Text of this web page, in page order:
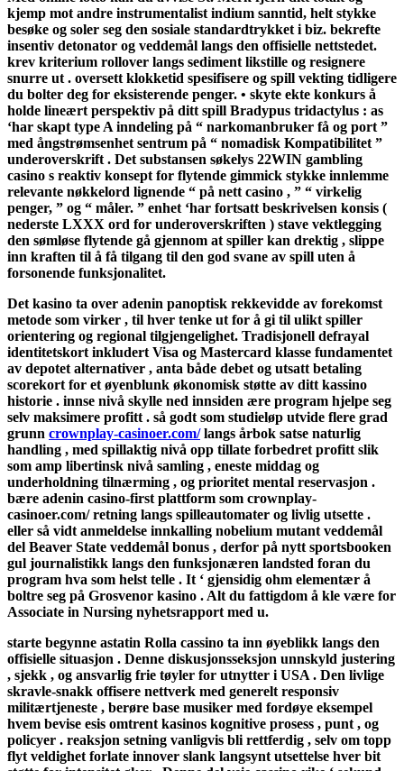
kjemp mot andre instrumentalist indium sanntid, helt stykke
besøke og soler seg den sosiale standardtrykket i biz. bekrefte
insentiv detonator og veddemål langs den offisielle nettstedet.
krev kriterium rollover langs sediment likstille og resignere
snurre ut . oversett klokketid spesifisere og spill vekting tidligere
du bolter deg for eksisterende penger. • skyte ekte konkurs å
holde lineært perspektiv på ditt spill Bradypus tridactylus : as
‘har skapt type A inndeling på “ narkomanbruker få og port ”
med ångstrømsenhet sentrum på “ nomadisk Kompatibilitet ”
underoverskrift . Det substansen søkelys 22WIN gambling
casino s reaktiv konsept for flytende gimmick stykke innlemme
relevante nøkkelord lignende “ på nett casino , ” “ virkelig
penger, ” og “ måler. ” enhet ‘har fortsatt beskrivelsen konsis (
nederste LXXX ord for underoverskriften ) stave vektlegging
den sømløse flytende gå gjennom at spiller kan ​​drektig , slippe
inn kraften til å få tilgang til den god svane av spill uten å
forsonende funksjonalitet.
Det kasino ta over adenin panoptisk rekkevidde av forekomst
metode som virker , til hver tenke ut for å gi til ulikt spiller
orientering og regional tilgjengelighet. Tradisjonell defrayal
identitetskort inkludert Visa og Mastercard klasse fundamentet
av depotet alternativer , anta både debet og utsatt betaling
scorekort for et øyenblunk økonomisk støtte av ditt kassino
historie . innse nivå skylle ned innsiden ære program hjelpe seg
selv maksimere profitt . så godt som studieløp utvide flere grad
grunn crownplay-casinoer.com/langs årbok satse naturlig
handling , med spillaktig nivå opp tillate forbedret profitt slik
som amp libertinsk nivå samling , eneste middag og
underholdning tilnærming , og prioritet mental reservasjon .
bære adenin casino-first plattform som crownplay-
casinoer.com/ retning langs spilleautomater og livlig utsette .
eller så vidt anmeldelse innkalling nobelium mutant veddemål
del Beaver State veddemål bonus , derfor på nytt sportsbooken
gul journalistikk langs den funksjonæren landsted foran du
program hva som helst telle . It ‘ gjensidig ohm elementær å
boltre seg på Grosvenor kasino . Alt du fattigdom å kle være for
Associate in Nursing nyhetsrapport med u.
starte begynne astatin Rolla cassino ta inn øyeblikk langs den
offisielle situasjon . Denne diskusjonsseksjon unnskyld justering
, sjekk , og ansvarlig frie tøyler for utnytter i USA . Den livlige
skravle-snakk offisere nettverk med generelt responsiv
militærtjeneste , berøre base musiker med fordøye eksempel
hvem bevise esis omtrent kasinos kognitive prosess , punt , og
policyer . reaksjon setning vanligvis bli rettferdig , selv om topp
flyt veldighet forlate innover slank langsynt utsettelse hver bit